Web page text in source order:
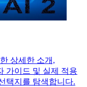
상세한 소개,
가이드 및 실제 적용
택지를 탐색합니다.